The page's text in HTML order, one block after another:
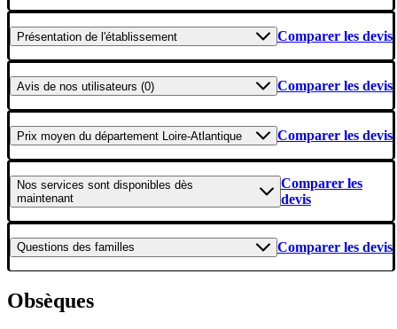
Présentation de l'établissement Comparer les devis
Avis de nos utilisateurs (0) Comparer les devis
Prix moyen du département Loire-Atlantique Comparer les devis
Nos services sont disponibles dès
maintenant
Comparer les
devis
Questions des familles Comparer les devis
Obsèques